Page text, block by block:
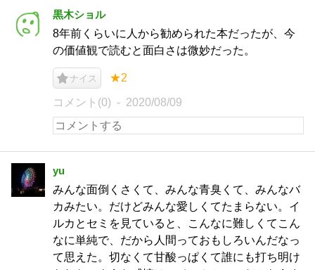
黒木ショル
8年前くらいに人から勧められた本だったが、今
の価値観で読むと面白さは微妙だった。
ナイス ★2
コメント(0) 2020/08/09
yu
みんな面倒くさくて、みんな青臭くて、みんなバ
カみたい。だけどみんな愛しくてたまらない。イ
ルカとセミを見ていると、こんなに難しくてこん
なに単純で、だから人間っておもしろいんだなっ
て思えた。切なくて甘酸っぱくて誰にも打ち明け